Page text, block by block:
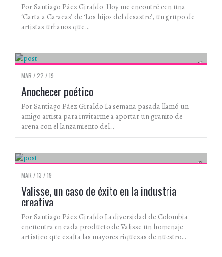
Por Santiago Páez Giraldo Hoy me encontré con una
‘Carta a Caracas’ de ‘Los hijos del desastre’, un grupo de
artistas urbanos que…
MAR / 22 / 19
Anochecer poético
Por Santiago Páez Giraldo La semana pasada llamó un
amigo artista para invitarme a aportar un granito de
arena con el lanzamiento del…
MAR / 13 / 19
Valisse, un caso de éxito en la industria
creativa
Por Santiago Páez Giraldo La diversidad de Colombia
encuentra en cada producto de Valisse un homenaje
artístico que exalta las mayores riquezas de nuestro…